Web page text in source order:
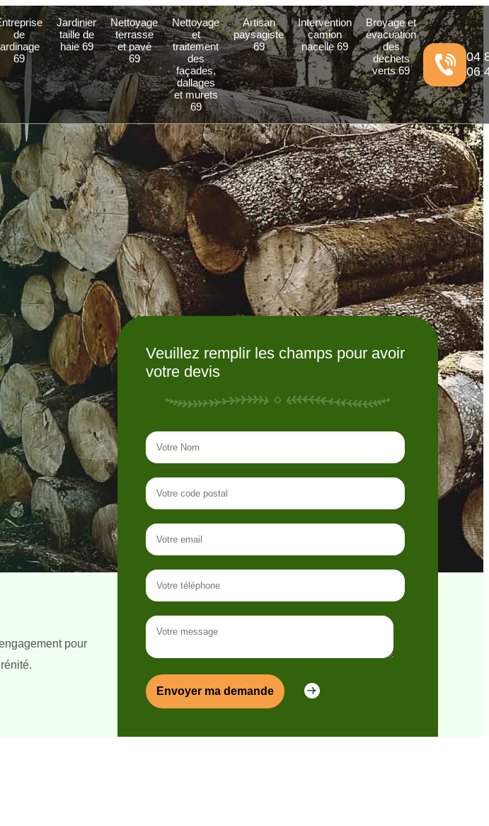
de
69
Jardinier
taille de
haie 69
Nettoyage
terrasse
et pavé
69
Nettoyage
et
traitement
des
façades,
dallages
et murets
69
Artisan
paysagiste
69
Intervention
camion
nacelle 69
Broyage et
évacuation
des
déchets
verts 69
04
06
pour
Veuillez remplir les champs pour avoir
votre devis